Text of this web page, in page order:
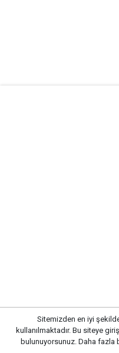
Şerif Acar (72) vefat
müteakip Çalılıöz
Sitemizden en iyi
kullanılmaktadır. Bu siteye
bulunuyorsunuz. Daha fazla